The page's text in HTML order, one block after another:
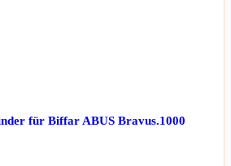
für Biffar ABUS Bravus.1000